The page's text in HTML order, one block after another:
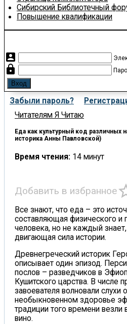
Сибирский Библиотечный
Повышение квалификации
account_box
lock
Забыли пароль?
Читателям Я Читаю
Еда как культурный код различных
историка Анны Павловской)
Время чтения: 14 минут
Добавить в избранное
Все знают, что еда – это
составляющая физического и
человека, но не каждый
двигающая сила истории.
Древнегреческий историк
описывает один эпизод.
послов – разведчиков в
Кушитского царства. В числе
завоевателя волновали слухи
необыкновенном здоровье
традиции того времени везли
вино.